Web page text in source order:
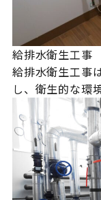
給排水衛生工事
給排水衛生工事
し、衛生的な環